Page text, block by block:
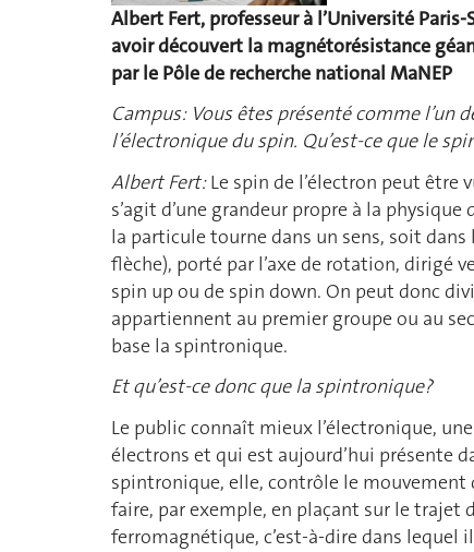
Albert Fert, professeur à l’Université
avoir découvert la magnétorésistance
par le Pôle de recherche national MaNEP
Campus: Vous êtes présenté comme l’un
l’électronique du spin. Qu’est-ce que le
Albert Fert:Le spin de l’électron peut être
s’agit d’une grandeur propre à la
la particule tourne dans un sens, soit
flèche), porté par l’axe de rotation, dirigé
spin up ou de spin down. On peut donc
appartiennent au premier groupe ou au
base la spintronique.
Et qu’est-ce donc que la spintronique?
Le public connaît mieux l’électronique,
électrons et qui est aujourd’hui présente
spintronique, elle, contrôle le mouvement
faire, par exemple, en plaçant sur le trajet
ferromagnétique, c’est-à-dire dans